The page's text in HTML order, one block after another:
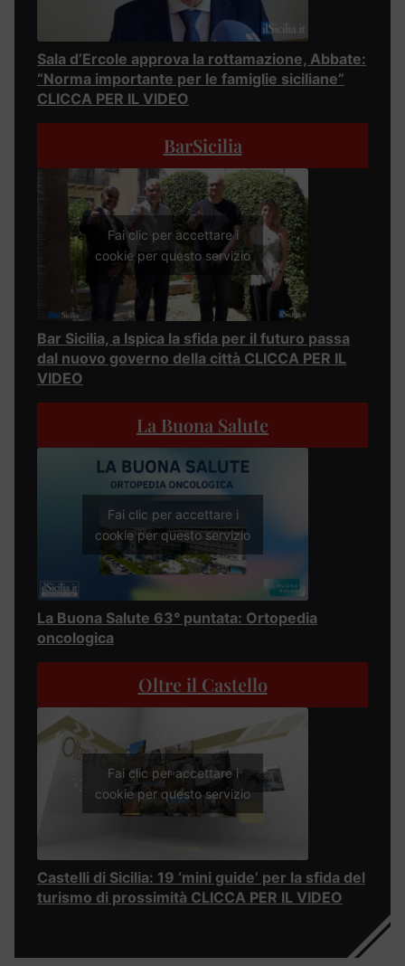
Sala d’Ercole approva la rottamazione, Abbate:
“Norma importante per le famiglie siciliane”
CLICCA PER IL VIDEO
BarSicilia
Fai clic per accettare i
cookie per questo servizio
Bar Sicilia, a Ispica la sfida per il futuro passa
dal nuovo governo della città CLICCA PER IL
VIDEO
La Buona Salute
Fai clic per accettare i
cookie per questo servizio
La Buona Salute 63° puntata: Ortopedia
oncologica
Oltre il Castello
Fai clic per accettare i
cookie per questo servizio
Castelli di Sicilia: 19 ‘mini guide’ per la sfida del
turismo di prossimità CLICCA PER IL VIDEO